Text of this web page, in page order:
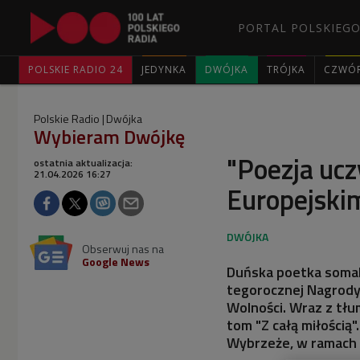
PORTAL
POLSKIE RADIO 24 JEDYNKA DWÓJKA TRÓJKA
Polskie Radio Dwójka
Wybieram Dwójkę
"Poezja
ostatnia aktualizacja:
21.04.2026 16:27
Obserwuj nas na
Google News
Duńska poetka
tegorocznej
Wolności. Wraz z
tom "Z całą
Wybrzeże, w